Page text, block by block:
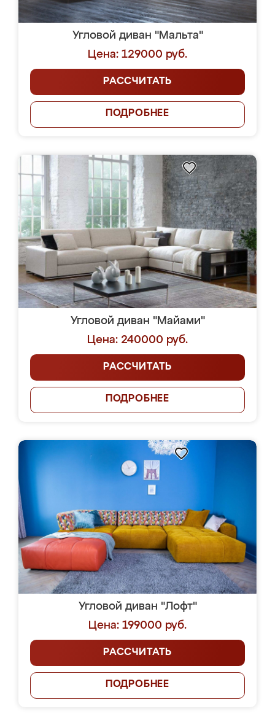
Угловой диван "Мальта"
Цена: 129000 руб.
РАССЧИТАТЬ
ПОДРОБНЕЕ
Угловой диван "Майами"
Цена: 240000 руб.
РАССЧИТАТЬ
ПОДРОБНЕЕ
Угловой диван "Лофт"
Цена: 199000 руб.
РАССЧИТАТЬ
ПОДРОБНЕЕ